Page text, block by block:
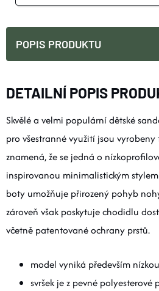
POPIS PRODUKTU
DETAILNÍ POPIS
Skvělé a velmi populární dětské
pro všestranné využití jsou vyrobeny
znamená, že se jedná o
inspirovanou minimalistickým
boty umožňuje přirozený pohyb
zároveň však poskytuje chodidlu
včetně patentované ochrany prstů.
model vyniká především
svršek je z pevné